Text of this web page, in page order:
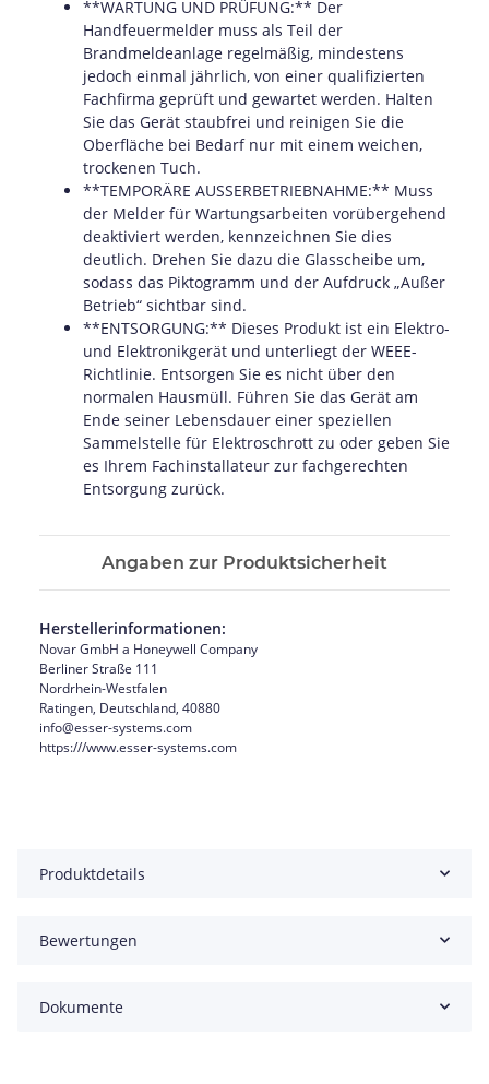
**WARTUNG UND PRÜFUNG:** Der
Handfeuermelder muss als Teil der
Brandmeldeanlage regelmäßig, mindestens
jedoch einmal jährlich, von einer qualifizierten
Fachfirma geprüft und gewartet werden. Halten
Sie das Gerät staubfrei und reinigen Sie die
Oberfläche bei Bedarf nur mit einem weichen,
trockenen Tuch.
**TEMPORÄRE AUSSERBETRIEBNAHME:** Muss
der Melder für Wartungsarbeiten vorübergehend
deaktiviert werden, kennzeichnen Sie dies
deutlich. Drehen Sie dazu die Glasscheibe um,
sodass das Piktogramm und der Aufdruck „Außer
Betrieb“ sichtbar sind.
**ENTSORGUNG:** Dieses Produkt ist ein Elektro-
und Elektronikgerät und unterliegt der WEEE-
Richtlinie. Entsorgen Sie es nicht über den
normalen Hausmüll. Führen Sie das Gerät am
Ende seiner Lebensdauer einer speziellen
Sammelstelle für Elektroschrott zu oder geben Sie
es Ihrem Fachinstallateur zur fachgerechten
Entsorgung zurück.
Angaben zur Produktsicherheit
Herstellerinformationen:
Novar GmbH a Honeywell Company
Berliner Straße 111
Nordrhein-Westfalen
Ratingen, Deutschland, 40880
info@esser-systems.com
https:///www.esser-systems.com
Produktdetails
Bewertungen
Dokumente